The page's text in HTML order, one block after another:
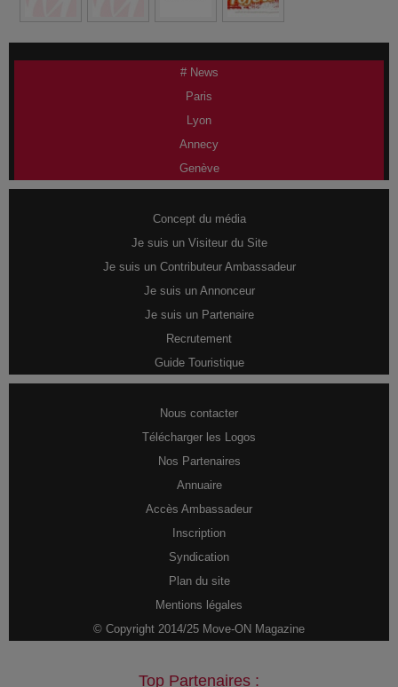
# News
Paris
Lyon
Annecy
Genève
Concept du média
Je suis un Visiteur du Site
Je suis un Contributeur Ambassadeur
Je suis un Annonceur
Je suis un Partenaire
Recrutement
Guide Touristique
Nous contacter
Télécharger les Logos
Nos Partenaires
Annuaire
Accès Ambassadeur
Inscription
Syndication
Plan du site
Mentions légales
© Copyright 2014/25 Move-ON Magazine
Top Partenaires :